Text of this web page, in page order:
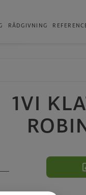
RÅDGIVNING
1VI